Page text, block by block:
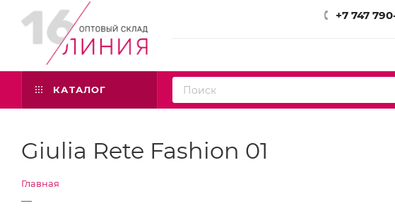
+7 747
КАТАЛОГ
Giulia Rete Fashion 01
Главная
—